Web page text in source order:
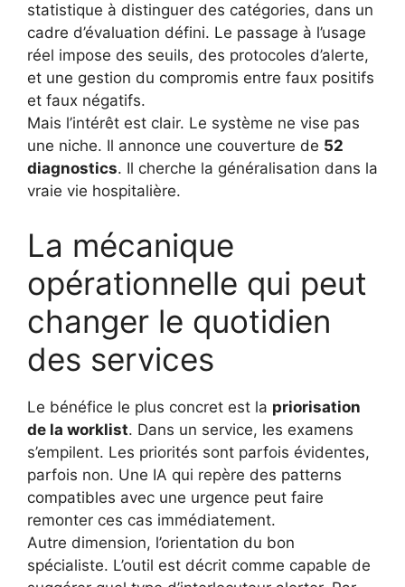
statistique à distinguer des catégories, dans un
cadre d’évaluation défini. Le passage à l’usage
réel impose des seuils, des protocoles d’alerte,
et une gestion du compromis entre faux positifs
et faux négatifs.
Mais l’intérêt est clair. Le système ne vise pas
une niche. Il annonce une couverture de 52
diagnostics. Il cherche la généralisation dans la
vraie vie hospitalière.
La mécanique
opérationnelle qui peut
changer le quotidien
des services
Le bénéfice le plus concret est la priorisation
de la worklist. Dans un service, les examens
s’empilent. Les priorités sont parfois évidentes,
parfois non. Une IA qui repère des patterns
compatibles avec une urgence peut faire
remonter ces cas immédiatement.
Autre dimension, l’orientation du bon
spécialiste. L’outil est décrit comme capable de